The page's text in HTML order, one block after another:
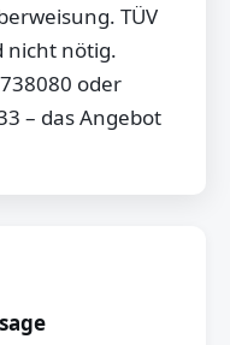
TÜV
nicht nötig.
oder
– das Angebot